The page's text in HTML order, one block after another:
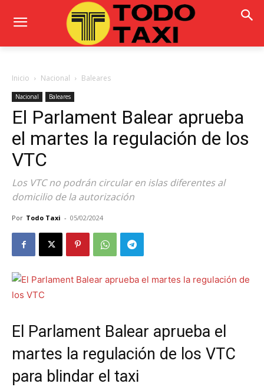
Inicio Nacional Baleares
Nacional Baleares
El Parlament Balear aprueba
el martes la regulación de los
VTC
Los VTC no podrán circular en islas diferentes al
domicilio de la autorización
Por Todo Taxi - 05/02/2024
El Parlament Balear aprueba el
martes la regulación de los VTC
para blindar el taxi